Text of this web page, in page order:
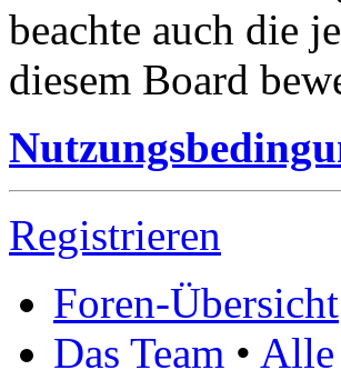
beachte auch die
diesem Board
Registrieren
Foren-Übersicht
Das Team • Alle